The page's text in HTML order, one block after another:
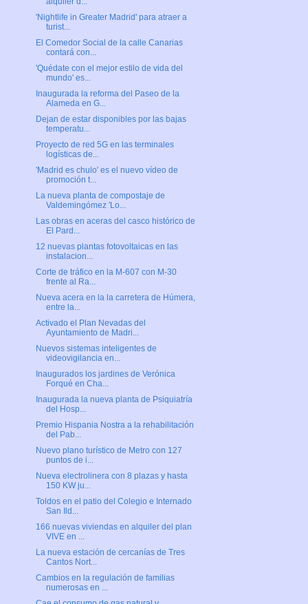
'Nightlife in Greater Madrid' para atraer a
turist...
El Comedor Social de la calle Canarias
contará con...
'Quédate con el mejor estilo de vida del
mundo' es...
Inaugurada la reforma del Paseo de la
Alameda en G...
Dejan de estar disponibles por las bajas
temperatu...
Proyecto de red 5G en las terminales
logísticas de...
'Madrid es chulo' es el nuevo vídeo de
promoción t...
La nueva planta de compostaje de
Valdemingómez 'Lo...
Las obras en aceras del casco histórico de
El Pard...
12 nuevas plantas fotovoltaicas en las
instalacion...
Corte de tráfico en la M-607 con M-30
frente al Ra...
Nueva acera en la la carretera de Húmera,
entre la...
Activado el Plan Nevadas del
Ayuntamiento de Madri...
Nuevos sistemas inteligentes de
videovigilancia en...
Inaugurados los jardines de Verónica
Forqué en Cha...
Inaugurada la nueva planta de Psiquiatría
del Hosp...
Premio Hispania Nostra a la rehabilitación
del Pab...
Nuevo plano turístico de Metro con 127
puntos de i...
Nueva electrolinera con 8 plazas y hasta
150 KW ju...
Toldos en el patio del Colegio e Internado
San Ild...
166 nuevas viviendas en alquiler del plan
VIVE en ...
La nueva estación de cercanías de Tres
Cantos Nort...
Cambios en la regulación de familias
numerosas en ...